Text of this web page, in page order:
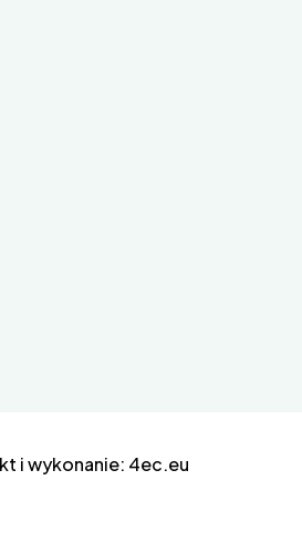
i wykonanie: 4ec.eu